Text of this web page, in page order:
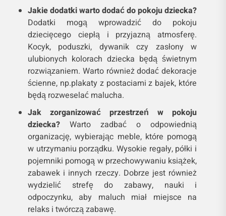
Jakie dodatki warto dodać do pokoju dziecka?
Dodatki mogą wprowadzić do pokoju
dziecięcego ciepłą i przyjazną atmosferę.
Kocyk, poduszki, dywanik czy zasłony w
ulubionych kolorach dziecka będą świetnym
rozwiązaniem. Warto również dodać dekoracje
ścienne, np.plakaty z postaciami z bajek, które
będą rozweselać malucha.
Jak zorganizować przestrzeń w pokoju
dziecka? Warto zadbać o odpowiednią
organizację, wybierając meble, które pomogą
w utrzymaniu porządku. Wysokie regały, półki i
pojemniki pomogą w przechowywaniu książek,
zabawek i innych rzeczy. Dobrze jest również
wydzielić strefę do zabawy, nauki i
odpoczynku, aby maluch miał miejsce na
relaks i twórczą zabawę.